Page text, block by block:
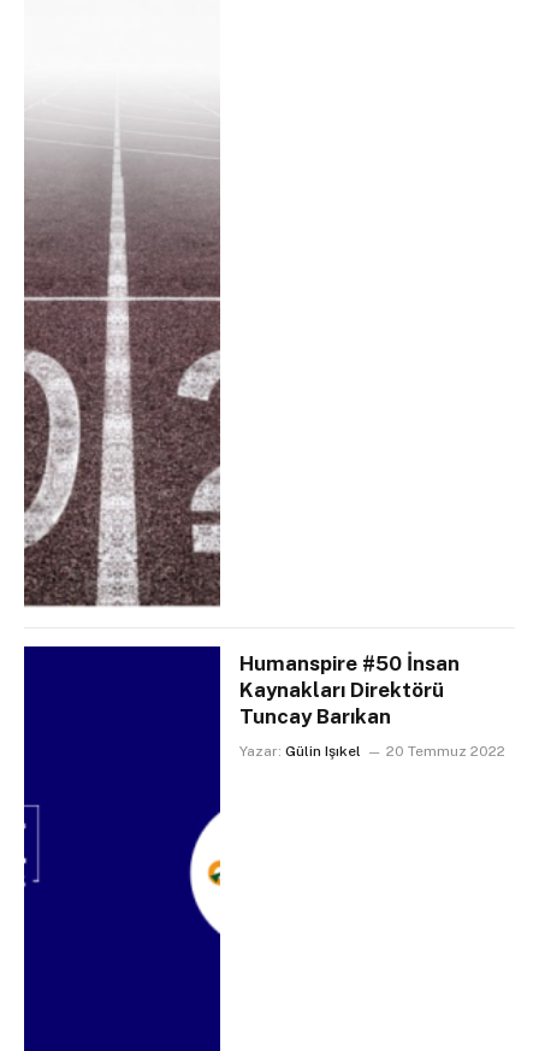
Humanspire #50 İnsan
Kaynakları Direktörü
Tuncay Barıkan
Yazar: Gülin Işıkel 20 Temmuz 2022